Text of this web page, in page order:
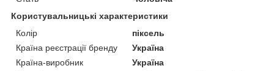
Користувальницькі характеристики
Колір
піксель
Країна реєстрації бренду
Україна
Країна-виробник
Україна